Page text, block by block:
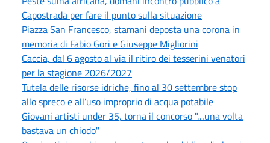
Capostrada per fare il punto sulla situazione
Piazza San Francesco, stamani deposta una corona in
memoria di Fabio Gori e Giuseppe Migliorini
Caccia, dal 6 agosto al via il ritiro dei tesserini venatori
per la stagione 2026/2027
Tutela delle risorse idriche, fino al 30 settembre stop
allo spreco e all’uso improprio di acqua potabile
Giovani artisti under 35, torna il concorso "…una volta
bastava un chiodo"